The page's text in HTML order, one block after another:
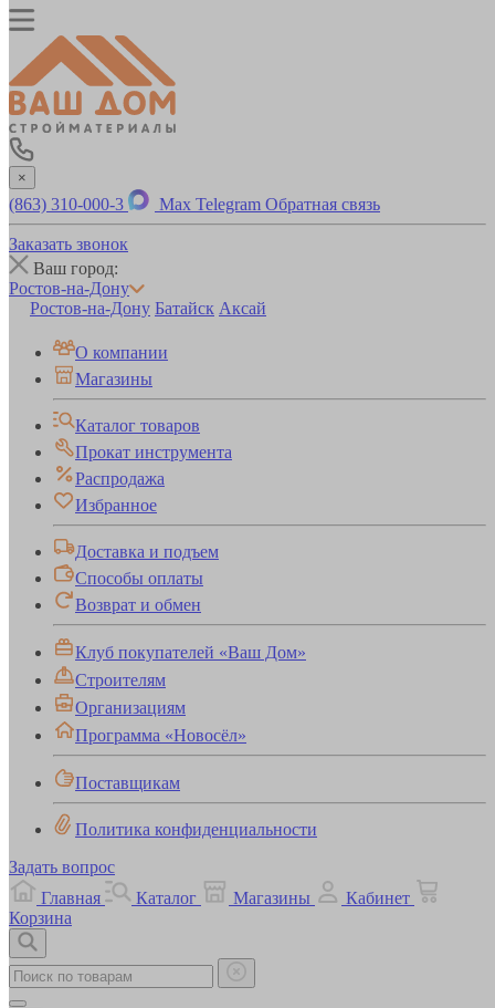
×
(863) 310-000-3 Max Telegram Обратная связь
Заказать звонок
Ваш город:
Ростов-на-Дону
Ростов-на-Дону Батайск Аксай
О компании
Магазины
Каталог товаров
Прокат инструмента
Распродажа
Избранное
Доставка и подъем
Способы оплаты
Возврат и обмен
Клуб покупателей «Ваш Дом»
Строителям
Организациям
Программа «Новосёл»
Поставщикам
Политика конфиденциальности
Задать вопрос
Главная
Каталог Магазины
Кабинет
Корзина